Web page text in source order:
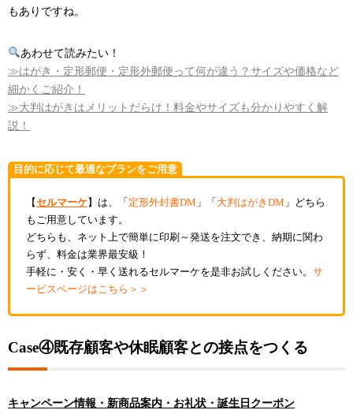
もありですね。
あわせて読みたい！
≫はがき・定形郵便・定形外郵便って何が違う？サイズや価格など
細かくご紹介！
≫大判はがきはメリットだらけ！料金やサイズも分かりやすく解
説！
目的に応じて最適なプランをご用意
【セルマーケ】は、「定形外封書DM 」「大判はがきDM 」どちら
もご用意しています。
どちらも、ネット上で簡単に印刷～発送を注文でき、納期に関わ
らず、料金は業界最安級！
手軽に・安く・早く送れるセルマーケを是非お試しください。 サ
ービスページはこちら＞＞
Case④既存顧客や休眠顧客との接点をつくる
キャンペーン情報・新商品案内・お礼状・誕生日クーポン